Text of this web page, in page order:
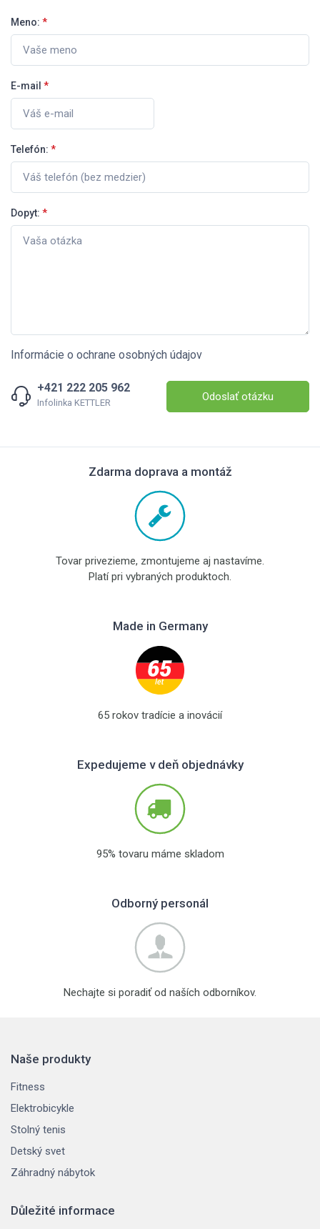
Meno: *
E-mail *
Telefón: *
Dopyt: *
Informácie o ochrane osobných údajov
+421 222 205 962
Infolinka KETTLER Odoslať otázku
Zdarma doprava a montáž
Tovar privezieme, zmontujeme aj nastavíme.
Platí pri vybraných produktoch.
Made in Germany
65 rokov tradície a inovácií
Expedujeme v deň objednávky
95% tovaru máme skladom
Odborný personál
Nechajte si poradiť od naších odborníkov.
Naše produkty
Fitness
Elektrobicykle
Stolný tenis
Detský svet
Záhradný nábytok
Důležité informace